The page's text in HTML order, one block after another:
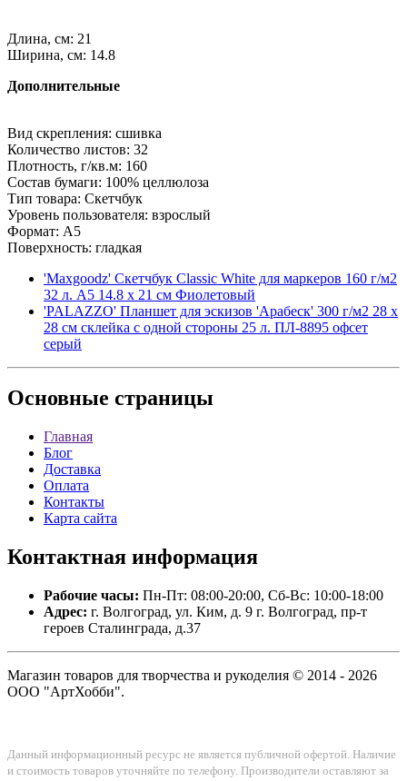
Длина, см: 21
Ширина, см: 14.8
Дополнительные
Вид скрепления: сшивка
Количество листов: 32
Плотность, г/кв.м: 160
Состав бумаги: 100% целлюлоза
Тип товара: Скетчбук
Уровень пользователя: взрослый
Формат: A5
Поверхность: гладкая
'Maxgoodz' Скетчбук Classic White для маркеров 160 г/м2
32 л. A5 14.8 х 21 см Фиолетовый
'PALAZZO' Планшет для эскизов 'Арабеск' 300 г/м2 28 х
28 см склейка с одной стороны 25 л. ПЛ-8895 офсет
серый
Основные страницы
Главная
Блог
Доставка
Оплата
Контакты
Карта сайта
Контактная информация
Рабочие часы: Пн-Пт: 08:00-20:00, Сб-Вс: 10:00-18:00
Адрес: г. Волгоград, ул. Ким, д. 9 г. Волгоград, пр-т
героев Сталинграда, д.37
Магазин товаров для творчества и рукоделия © 2014 - 2026
ООО "АртХобби".
Данный информационный ресурс не является публичной офертой. Наличие
и стоимость товаров уточняйте по телефону. Производители оставляют за